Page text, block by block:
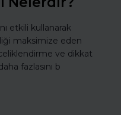
etkili kullanarak
maksimize eden
ve dikkat
fazlasını b